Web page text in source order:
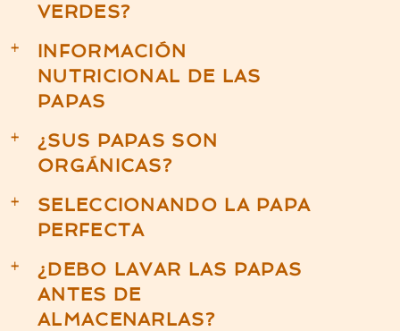
VERDES?
a
INFORMACIÓN
NUTRICIONAL DE LAS
PAPAS
a
¿SUS PAPAS SON
ORGÁNICAS?
a
SELECCIONANDO LA PAPA
PERFECTA
a
¿DEBO LAVAR LAS PAPAS
ANTES DE
ALMACENARLAS?